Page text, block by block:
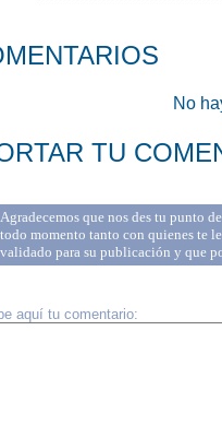
No
TU
Agradecemos que nos des tu punto
todo momento tanto con quienes te
validado para su publicación y que
aquí tu comentario: